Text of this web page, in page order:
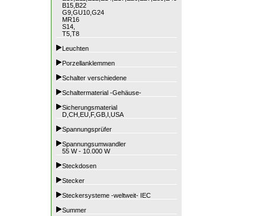
B15,B22
G9,GU10,G24
MR16
S14,
T5,T8
Leuchten
Porzellanklemmen
Schalter verschiedene
Schaltermaterial -Gehäuse-
Sicherungsmaterial
D,CH,EU,F,GB,I,USA
Spannungsprüfer
Spannungsumwandler
55 W - 10.000 W
Steckdosen
Stecker
Steckersysteme -weltweit- IEC
Summer